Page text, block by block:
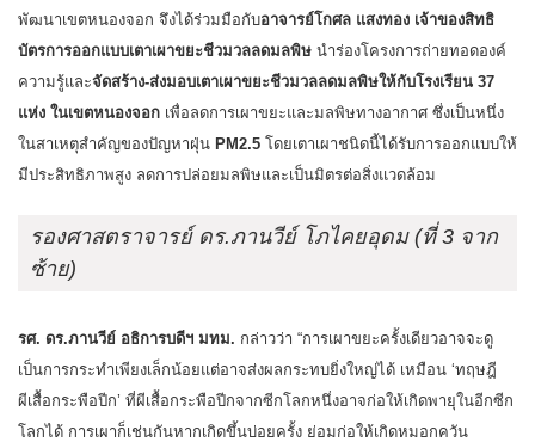
พัฒนาเขตหนองจอก จึงได้ร่วมมือกับอาจารย์โกศล แสงทอง เจ้าของสิทธิ
บัตรการออกแบบเตาเผาขยะชีวมวลลดมลพิษ นำร่องโครงการถ่ายทอดองค์
ความรู้และจัดสร้าง-ส่งมอบเตาเผาขยะชีวมวลลดมลพิษให้กับโรงเรียน 37
แห่ง ในเขตหนองจอก เพื่อลดการเผาขยะและมลพิษทางอากาศ ซึ่งเป็นหนึ่ง
ในสาเหตุสำคัญของปัญหาฝุ่น PM2.5 โดยเตาเผาชนิดนี้ได้รับการออกแบบให้
มีประสิทธิภาพสูง ลดการปล่อยมลพิษและเป็นมิตรต่อสิ่งแวดล้อม
รองศาสตราจารย์ ดร.ภานวีย์ โภไคยอุดม (ที่ 3 จาก
ซ้าย)
รศ. ดร.ภานวีย์ อธิการบดีฯ มทม. กล่าวว่า “การเผาขยะครั้งเดียวอาจจะดู
เป็นการกระทำเพียงเล็กน้อยแต่อาจส่งผลกระทบยิ่งใหญ่ได้ เหมือน ‘ทฤษฎี
ผีเสื้อกระพือปีก’ ที่ผีเสื้อกระพือปีกจากซีกโลกหนึ่งอาจก่อให้เกิดพายุในอีกซีก
โลกได้ การเผาก็เช่นกันหากเกิดขึ้นบ่อยครั้ง ย่อมก่อให้เกิดหมอกควัน